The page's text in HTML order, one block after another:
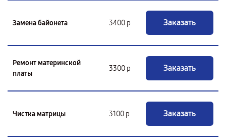
Замена байонета 3400 р Заказать
Ремонт материнской
платы
3300 р Заказать
Чистка матрицы 3100 р Заказать